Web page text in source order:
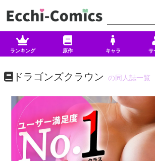
ランキング 原作 キャラ サ
ドラゴンズクラウン の同人誌一覧